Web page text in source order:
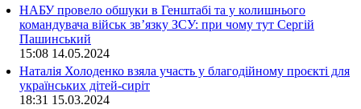
НАБУ провело обшуки в Генштабі та у колишнього
командувача військ зв’язку ЗСУ: при чому тут Сергій
Пашинський
15:08 14.05.2024
Наталія Холоденко взяла участь у благодійному проєкті для
українських дітей-сиріт
18:31 15.03.2024